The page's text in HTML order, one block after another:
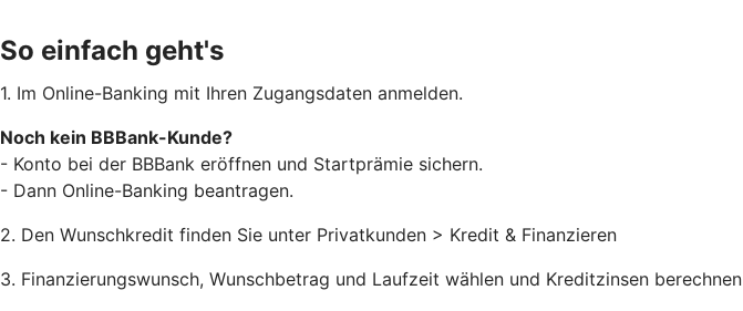
So einfach geht's
1. Im Online-Banking mit Ihren Zugangsdaten anmelden.
Noch kein BBBank-Kunde?
- Konto bei der BBBank eröffnen und Startprämie sichern.
- Dann Online-Banking beantragen.
2. Den Wunschkredit finden Sie unter Privatkunden > Kredit & Finanzieren
3. Finanzierungswunsch, Wunschbetrag und Laufzeit wählen und Kreditzinsen berechnen